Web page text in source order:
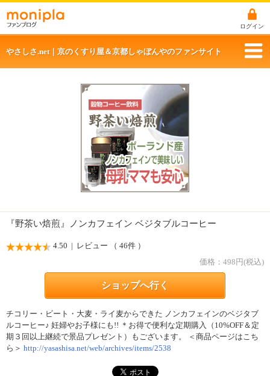
ログイン
やさしさ.net｜京のくすり屋＆京都しゃぼんやのファンサイト
『野茶い焙煎』ノンカフェイン ベジタブルコーヒー
4.50 | レビュー （ 46件 ）
価格： 498円(税込)
ショップへ行く
チコリー・ビート・大麦・ライ麦からできた ノンカフェインのベジタブ
ルコーヒー♪ 妊婦やお子様にも!! ＊お得で便利な定期購入（10%OFF＆定
期３回以上継続で景品プレゼント）もございます。 ＜商品ページはこち
ら＞ http://yasashisa.net/web/archives/items/2538